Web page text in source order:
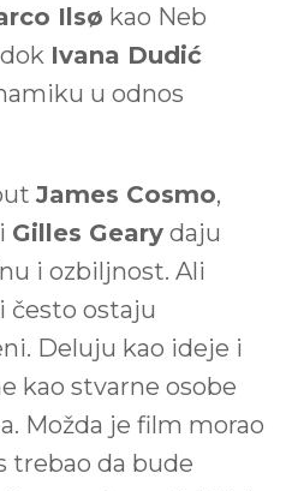
Ilsø kao Neb
Ivana Dudić
u odnos
James Cosmo,
i Gilles Geary daju
i ozbiljnost. Ali
često ostaju
Deluju kao ideje i
kao stvarne osobe
Možda je film morao
trebao da bude